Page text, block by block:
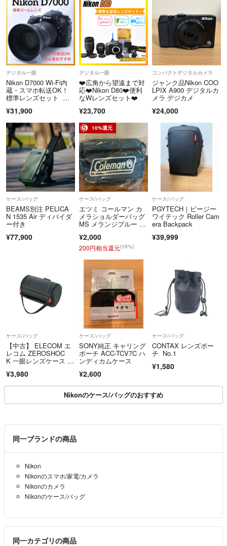
デジタル一眼
Nikon D7000 Wi-Fi内
蔵・スマホ転送OK！
標準レンズセット 初
質 簡単操作 一眼レフ
カメラ
¥31,900
デジタル一眼
❤️広角から望遠まで対
応❤️Nikon D80❤️便利
なWレンズセット❤️
¥23,700
コンパクトデジタルカメラ
ジャンク品Nikon COO
LPIX A900 デジタルカ
メラ デジカメ
¥24,000
ケース/バッグ
BEAMS別注 PELICA
N 1535 Air ディバイダ
ー付き
¥77,900
10%還元
ケース/バッグ
エツミ コールマン カ
メラショルダーバッグ
MS メランジブルー V
¥2,000
200円相当還元(10%)
ケース/バッグ
PGYTECH｜ピージー
ワイテック Roller Cam
era Backpack
¥39,999
ケース/バッグ
【中古】 ELECOM エ
レコム ZEROSHOC
K 一眼レンズケース M
法 直径80mm×長さ140
mm) ブラック ZSB-DS
¥3,980
ケース/バッグ
SONY純正 キャリング
ポーチ ACC-TCV7C ハ
ンディカムケース
¥2,600
ケース/バッグ
CONTAX レンズポー
チ No.1
¥1,580
Nikonのケース/バッグのおすすめ
同一ブランドの商品
Nikon
Nikonのスマホ/家電/カメラ
Nikonのカメラ
Nikonのケース/バッグ
同一カテゴリの商品